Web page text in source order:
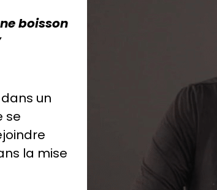
boisson
un
se
la mise